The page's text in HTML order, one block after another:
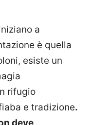
a
è quella
esiste un
rifugio
e tradizione.